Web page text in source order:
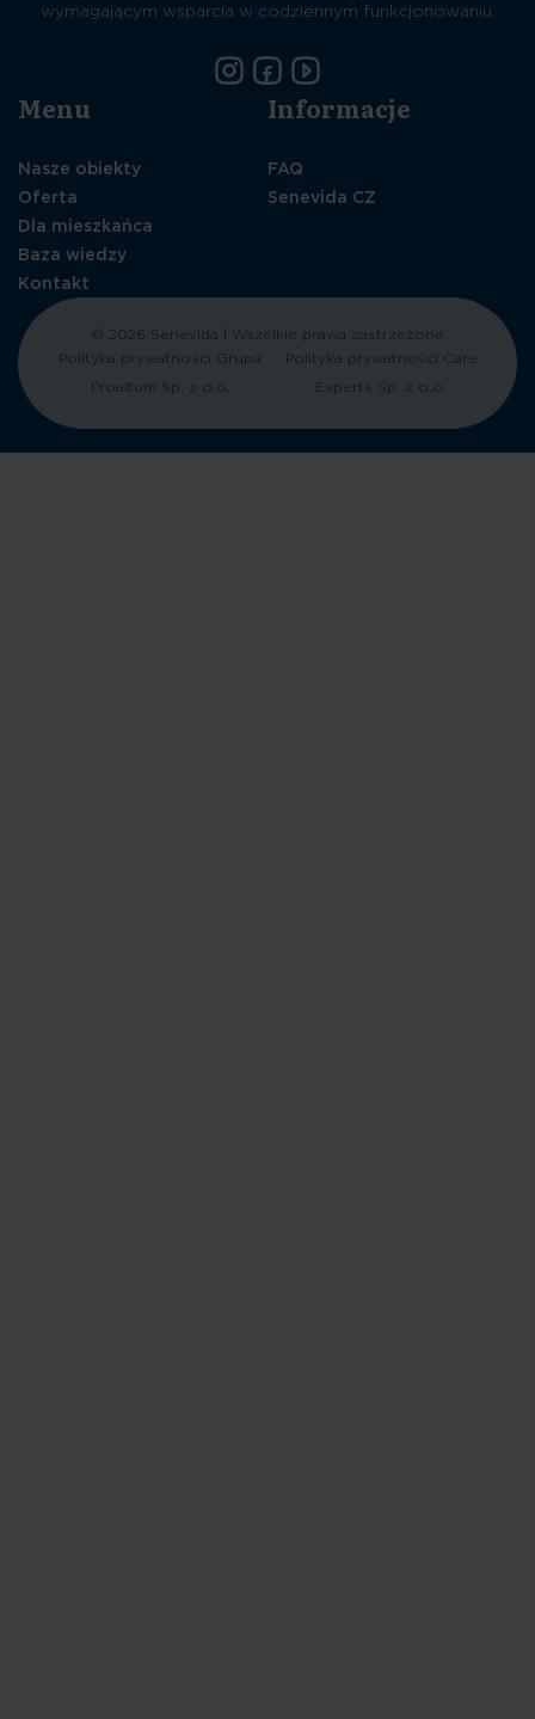
wymagającym wsparcia w codziennym funkcjonowaniu.
Menu
Nasze obiekty
Oferta
Dla mieszkańca
Baza wiedzy
Kontakt
Informacje
FAQ
Senevida CZ
© 2026 Senevida | Wszelkie prawa zastrzeżone
Polityka prywatności Grupa
Proaltum Sp. z o.o.
Polityka prywatności Care
Experts Sp. z o.o.